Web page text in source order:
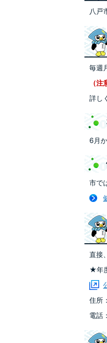
八戸
毎週
（
詳し
6月
市で
直接
★年
住所
電話